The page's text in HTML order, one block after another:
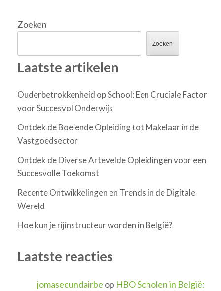
Zoeken
Zoeken
Laatste artikelen
Ouderbetrokkenheid op School: Een Cruciale Factor
voor Succesvol Onderwijs
Ontdek de Boeiende Opleiding tot Makelaar in de
Vastgoedsector
Ontdek de Diverse Artevelde Opleidingen voor een
Succesvolle Toekomst
Recente Ontwikkelingen en Trends in de Digitale
Wereld
Hoe kun je rijinstructeur worden in België?
Laatste reacties
jomasecundairbe op HBO Scholen in België: